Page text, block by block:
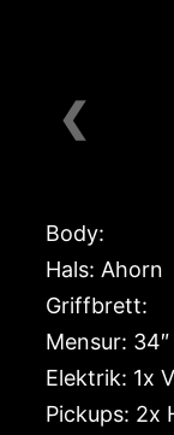
❮
Body:
Hals: Ahorn
Griffbrett:
Mensur: 34″
Elektrik: 1x
Pickups: 2x